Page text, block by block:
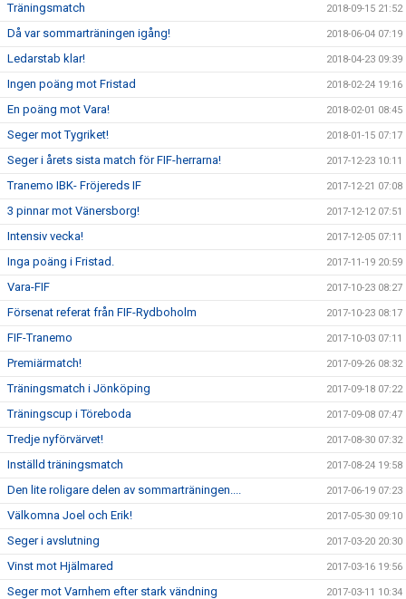
Träningsmatch 2018-09-15 21:52
Då var sommarträningen igång! 2018-06-04 07:19
Ledarstab klar! 2018-04-23 09:39
Ingen poäng mot Fristad 2018-02-24 19:16
En poäng mot Vara! 2018-02-01 08:45
Seger mot Tygriket! 2018-01-15 07:17
Seger i årets sista match för FIF-herrarna! 2017-12-23 10:11
Tranemo IBK- Fröjereds IF 2017-12-21 07:08
3 pinnar mot Vänersborg! 2017-12-12 07:51
Intensiv vecka! 2017-12-05 07:11
Inga poäng i Fristad. 2017-11-19 20:59
Vara-FIF 2017-10-23 08:27
Försenat referat från FIF-Rydboholm 2017-10-23 08:17
FIF-Tranemo 2017-10-03 07:11
Premiärmatch! 2017-09-26 08:32
Träningsmatch i Jönköping 2017-09-18 07:22
Träningscup i Töreboda 2017-09-08 07:47
Tredje nyförvärvet! 2017-08-30 07:32
Inställd träningsmatch 2017-08-24 19:58
Den lite roligare delen av sommarträningen.... 2017-06-19 07:23
Välkomna Joel och Erik! 2017-05-30 09:10
Seger i avslutning 2017-03-20 20:30
Vinst mot Hjälmared 2017-03-16 19:56
Seger mot Varnhem efter stark vändning 2017-03-11 10:34